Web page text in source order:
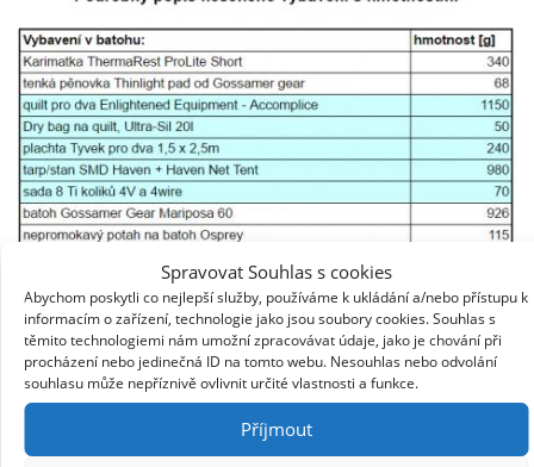
Spravovat Souhlas s cookies
Abychom poskytli co nejlepší služby, používáme k ukládání a/nebo přístupu k
informacím o zařízení, technologie jako jsou soubory cookies. Souhlas s
těmito technologiemi nám umožní zpracovávat údaje, jako je chování při
procházení nebo jedinečná ID na tomto webu. Nesouhlas nebo odvolání
souhlasu může nepříznivě ovlivnit určité vlastnosti a funkce.
Příjmout